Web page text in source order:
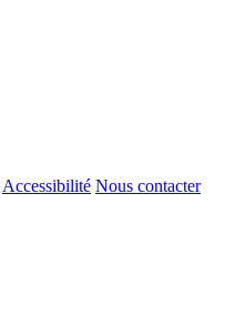
Accessibilité Nous contacter